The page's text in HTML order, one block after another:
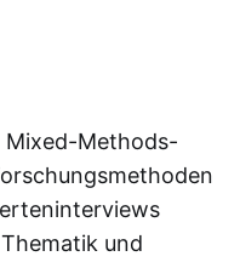
Mixed-Methods-
und